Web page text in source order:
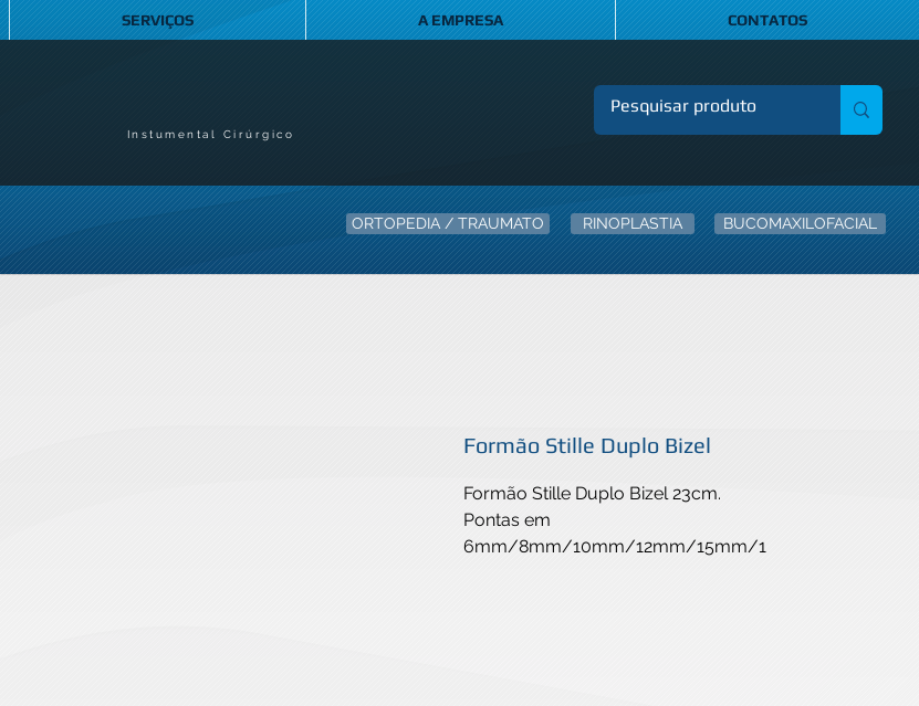
SERVIÇOS A EMPRESA CONTATOS
Instumental Cirúrgico
ORTOPEDIA / TRAUMATO RINOPLASTIA BUCOMAXILOFACIAL
Formão Stille Duplo Bizel
Formão Stille Duplo Bizel 23cm.
Pontas em
6mm/8mm/10mm/12mm/15mm/1